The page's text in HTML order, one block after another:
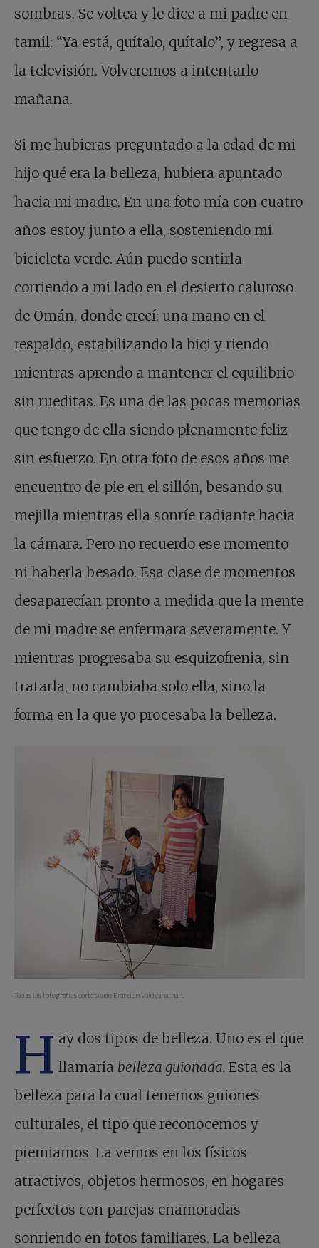
sombras. Se voltea y le dice a mi padre en
tamil: “Ya está, quítalo, quítalo”, y regresa a
la televisión. Volveremos a intentarlo
mañana.
Si me hubieras preguntado a la edad de mi
hijo qué era la belleza, hubiera apuntado
hacia mi madre. En una foto mía con cuatro
años estoy junto a ella, sosteniendo mi
bicicleta verde. Aún puedo sentirla
corriendo a mi lado en el desierto caluroso
de Omán, donde crecí: una mano en el
respaldo, estabilizando la bici y riendo
mientras aprendo a mantener el equilibrio
sin rueditas. Es una de las pocas memorias
que tengo de ella siendo plenamente feliz
sin esfuerzo. En otra foto de esos años me
encuentro de pie en el sillón, besando su
mejilla mientras ella sonríe radiante hacia
la cámara. Pero no recuerdo ese momento
ni haberla besado. Esa clase de momentos
desaparecían pronto a medida que la mente
de mi madre se enfermara severamente. Y
mientras progresaba su esquizofrenia, sin
tratarla, no cambiaba solo ella, sino la
forma en la que yo procesaba la belleza.
Todas las fotografías cortesía de Brandon Vaidyanathan.
H ay dos tipos de belleza. Uno es el que
llamaría belleza guionada. Esta es la
belleza para la cual tenemos guiones
culturales, el tipo que reconocemos y
premiamos. La vemos en los físicos
atractivos, objetos hermosos, en hogares
perfectos con parejas enamoradas
sonriendo en fotos familiares. La belleza